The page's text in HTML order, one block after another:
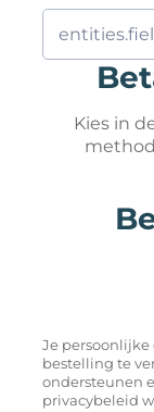
Kies in
Je
bestelling te
ondersteunen
privacybeleid